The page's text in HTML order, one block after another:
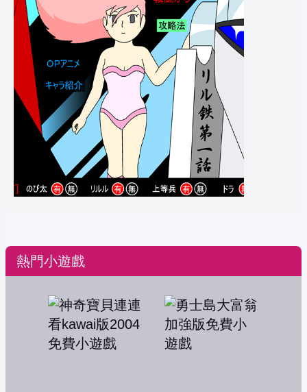
熱門小遊戲